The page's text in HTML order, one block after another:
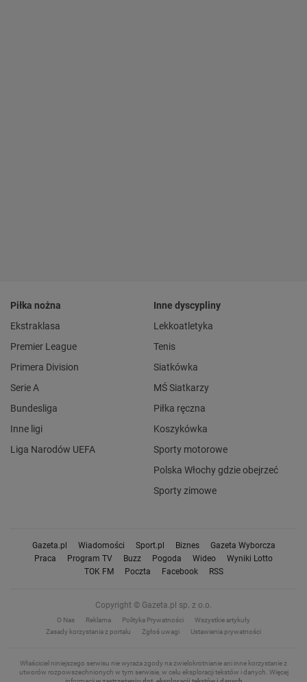
Piłka nożna
Ekstraklasa
Premier League
Primera Division
Serie A
Bundesliga
Inne ligi
Liga Narodów UEFA
Inne dyscypliny
Lekkoatletyka
Tenis
Siatkówka
MŚ Siatkarzy
Piłka ręczna
Koszykówka
Sporty motorowe
Polska Włochy gdzie obejrzeć
Sporty zimowe
Gazeta.pl Wiadomości Sport.pl Biznes
Gazeta Wyborcza
Praca
Program TV Buzz Pogoda Wideo
Wyniki Lotto
TOK FM
Poczta Facebook RSS
Copyright © Gazeta.pl sp. z o.o.
O Nas Reklama Polityka Prywatności
Wszystkie artykuły
Zasady korzystania z portalu
Zgłoś uwagi Ustawienia prywatności
Właściciel niniejszego serwisu nie wyraża zgody na zwielokrotnianie ani inne korzystanie z
utworów rozpowszechnionych w tym serwisie, w celu eksploracji tekstów i danych. Więcej